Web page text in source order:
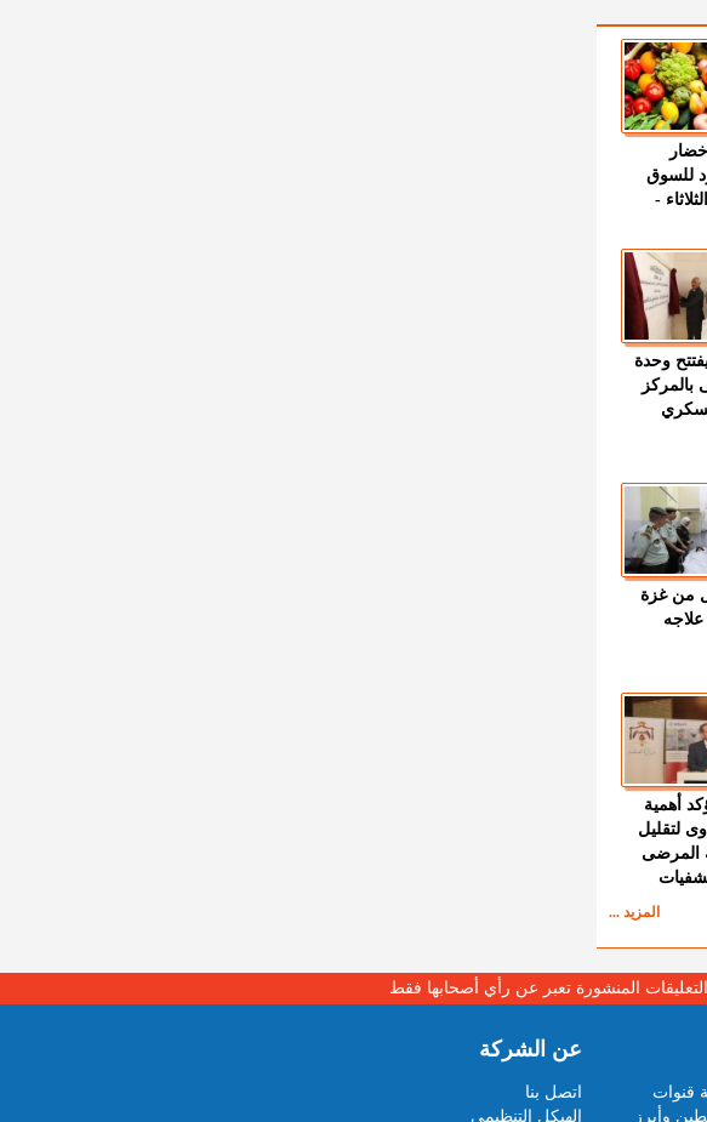
خضار
للسوق
-
وحدة
من غزة
أهمية
لتقليل
المرضى
المزيد ...
المنشورة تعبر عن رأي أصحابها فقط
قنوات
وأبرز
عن الشركة
اتصل بنا
الهيكل التنظيمي